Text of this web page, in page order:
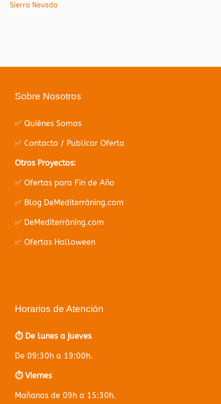
Sierra Nevada
Sobre Nosotros
✅ Quiénes Somos
✅ Contacto / Publicar Oferta
Otros Proyectos:
✅ Ofertas para Fin de Año
✅ Blog DeMediterràning.com
✅ DeMediterràning.com
✅ Ofertas Halloween
Horarios de Atención
⏱️ De lunes a jueves
De 09:30h a 19:00h.
⏱️ Viernes
Mañanas de 09h a 15:30h.